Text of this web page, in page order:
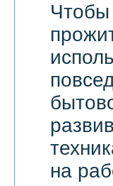
Чтобы
на